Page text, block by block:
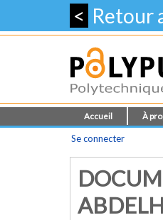
< Retour
Accueil À
Se connecter